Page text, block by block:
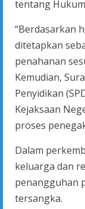
tentang
“Berdasarkan
ditetapkan
penahanan
Kemudian,
Penyidikan
Kejaksaan
proses
Dalam
keluarga dan
penangguhan
tersangka.